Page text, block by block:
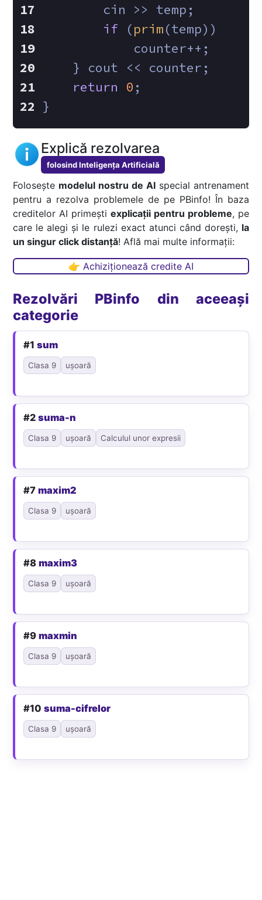
        cin >> temp;
if (prim(temp))
            counter++;
    } cout << counter;
return
0 ;
}
Explică rezolvarea
folosind Inteligența Artificială
Folosește modelul nostru de AIspecial antrenament
pentru a rezolva problemele de pe PBinfo! În baza
creditelor AI primești explicații pentru probleme, pe
care le alegi și le rulezi exact atunci când dorești, la
un singur click distanță! Află mai multe informații:
👉 Achiziționează credite AI
Rezolvări PBinfo din aceeași
categorie
#1sum
Clasa 9 ușoară
#2suma-n
Clasa 9 ușoară Calculul unor expresii
#7maxim2
Clasa 9 ușoară
#8maxim3
Clasa 9 ușoară
#9maxmin
Clasa 9 ușoară
#10suma-cifrelor
Clasa 9 ușoară